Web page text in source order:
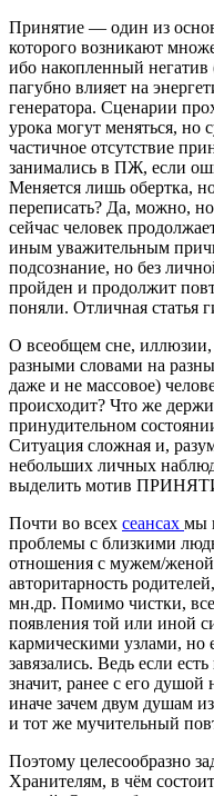
Принятие — один из
которого возникают
ибо накопленный негатив
пагубно влияет на
генератора. Сценарии
урока могут меняться, но
частичное отсутствие
занимались в ПЖ, если
Меняется лишь обертка,
переписать? Да, можно,
сейчас человек
иным уважительным
подсознание, но без
пройден и продолжит
поняли. Отличная статья
О всеобщем сне, иллюзии,
разными словами на
даже и не массовое)
происходит? Что же
принудительном
Ситуация сложная и,
небольших личных
выделить мотив
Почти во всех сеансах мы
проблемы с близкими
отношения с мужем/
авторитарность
мн.др. Помимо чистки,
появления той или иной
кармическими узлами, но
завязались. Ведь если
значит, ранее с его
иначе зачем двум душам
и тот же мучительный
Поэтому целесообразно
Хранителям, в чём